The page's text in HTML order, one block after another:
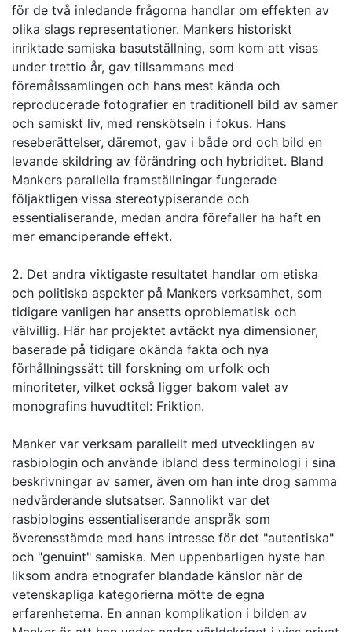
för de två inledande frågorna handlar om effekten av
olika slags representationer. Mankers historiskt
inriktade samiska basutställning, som kom att visas
under trettio år, gav tillsammans med
föremålssamlingen och hans mest kända och
reproducerade fotografier en traditionell bild av samer
och samiskt liv, med renskötseln i fokus. Hans
reseberättelser, däremot, gav i både ord och bild en
levande skildring av förändring och hybriditet. Bland
Mankers parallella framställningar fungerade
följaktligen vissa stereotypiserande och
essentialiserande, medan andra förefaller ha haft en
mer emanciperande effekt.
2. Det andra viktigaste resultatet handlar om etiska
och politiska aspekter på Mankers verksamhet, som
tidigare vanligen har ansetts oproblematisk och
välvillig. Här har projektet avtäckt nya dimensioner,
baserade på tidigare okända fakta och nya
förhållningssätt till forskning om urfolk och
minoriteter, vilket också ligger bakom valet av
monografins huvudtitel: Friktion.
Manker var verksam parallellt med utvecklingen av
rasbiologin och använde ibland dess terminologi i sina
beskrivningar av samer, även om han inte drog samma
nedvärderande slutsatser. Sannolikt var det
rasbiologins essentialiserande anspråk som
överensstämde med hans intresse för det "autentiska"
och "genuint" samiska. Men uppenbarligen hyste han
liksom andra etnografer blandade känslor när de
vetenskapliga kategorierna mötte de egna
erfarenheterna. En annan komplikation i bilden av